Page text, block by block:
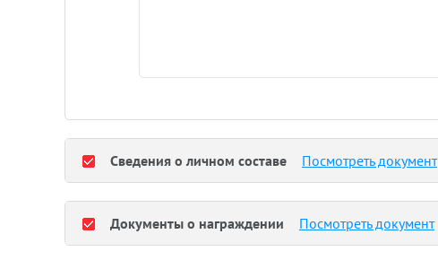
Сведения о личном составе Посмотреть документ
Документы о награждении Посмотреть документ